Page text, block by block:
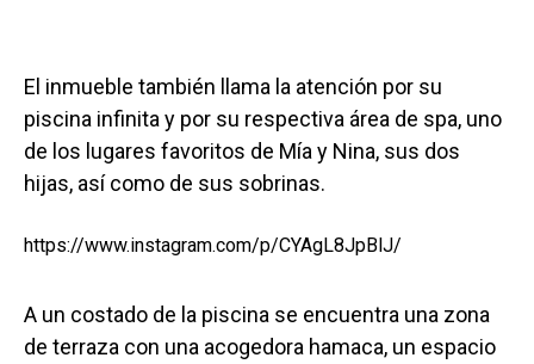
El inmueble también llama la atención por su
piscina infinita y por su respectiva área de spa, uno
de los lugares favoritos de Mía y Nina, sus dos
hijas, así como de sus sobrinas.
https://www.instagram.com/p/CYAgL8JpBlJ/
A un costado de la piscina se encuentra una zona
de terraza con una acogedora hamaca, un espacio